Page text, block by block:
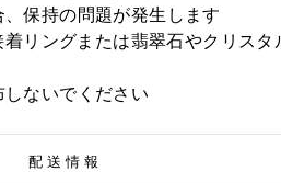
保持の問題が発生します
ングまたは翡翠石やクリスタ
ないでください
配送情報